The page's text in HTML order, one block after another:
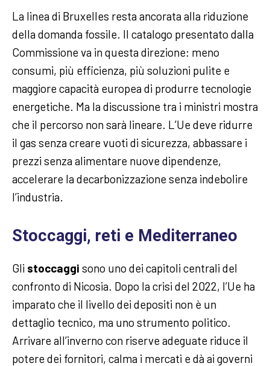
La linea di Bruxelles resta ancorata alla riduzione
della domanda fossile. Il catalogo presentato dalla
Commissione va in questa direzione: meno
consumi, più efficienza, più soluzioni pulite e
maggiore capacità europea di produrre tecnologie
energetiche. Ma la discussione tra i ministri mostra
che il percorso non sarà lineare. L’Ue deve ridurre
il gas senza creare vuoti di sicurezza, abbassare i
prezzi senza alimentare nuove dipendenze,
accelerare la decarbonizzazione senza indebolire
l’industria.
Stoccaggi, reti e Mediterraneo
Gli stoccaggi sono uno dei capitoli centrali del
confronto di Nicosia. Dopo la crisi del 2022, l’Ue ha
imparato che il livello dei depositi non è un
dettaglio tecnico, ma uno strumento politico.
Arrivare all’inverno con riserve adeguate riduce il
potere dei fornitori, calma i mercati e dà ai governi